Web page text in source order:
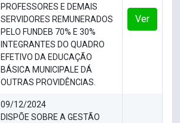
PROFESSORES E DEMAIS
SERVIDORES REMUNERADOS
PELO FUNDEB 70% E 30%
INTEGRANTES DO QUADRO
EFETIVO DA EDUCAÇÃO
BÁSICA MUNICIPALE DÁ
OUTRAS PROVIDÊNCIAS.
Ver
09/12/2024
DISPÕE SOBRE A GESTÃO